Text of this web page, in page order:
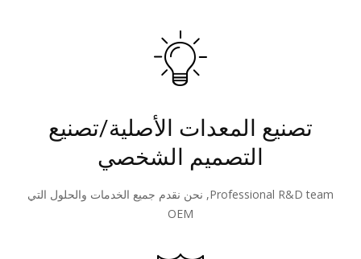
تصنيع المعدات الأصلية/تصنيع
التصميم الشخصي
Professional R&D team, نحن نقدم جميع الخدمات والحلول التي
OEM